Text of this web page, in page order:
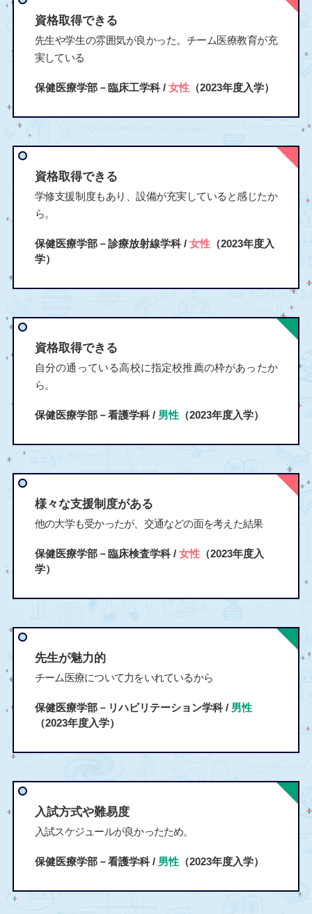
資格取得できる
先生や学生の雰囲気が良かった。チーム医療教育が充
実している
保健医療学部－臨床工学科 / 女性（2023年度入学）
資格取得できる
学修支援制度もあり、設備が充実していると感じたか
ら。
保健医療学部－診療放射線学科 / 女性（2023年度入
学）
資格取得できる
自分の通っている高校に指定校推薦の枠があったか
ら。
保健医療学部－看護学科 / 男性（2023年度入学）
様々な支援制度がある
他の大学も受かったが、交通などの面を考えた結果
保健医療学部－臨床検査学科 / 女性（2023年度入
学）
先生が魅力的
チーム医療について力をいれているから
保健医療学部－リハビリテーション学科 / 男性
（2023年度入学）
入試方式や難易度
入試スケジュールが良かったため。
保健医療学部－看護学科 / 男性（2023年度入学）